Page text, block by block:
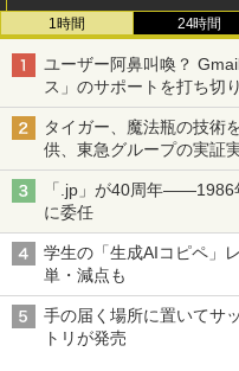
1時間 24時間
ユーザー阿鼻叫喚？
ス」のサポートを打ち切
タイガー、魔法瓶の技術
供、東急グループの実証
ル TIVIP」
「.jp」が40周年――1986
に委任
学生の「生成AIコピペ」
単・減点も
手の届く場所に置いてサ
トリが発売